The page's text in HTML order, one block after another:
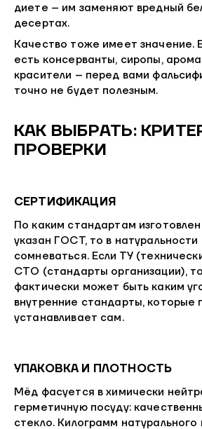
диете – им заменяют вредный
десертах.
Качество тоже имеет значение.
есть консерванты, сиропы,
красители – перед вами
точно не будет полезным.
КАК ВЫБРАТЬ:
ПРОВЕРКИ
СЕРТИФИКАЦИЯ
По каким стандартам
указан ГОСТ, то в
сомневаться. Если ТУ
СТО (стандарты организации),
фактически может быть каким
внутренние стандарты, которые
устанавливает сам.
УПАКОВКА И ПЛОТНОСТЬ
Мёд фасуется в химически
герметичную посуду:
стекло. Килограмм